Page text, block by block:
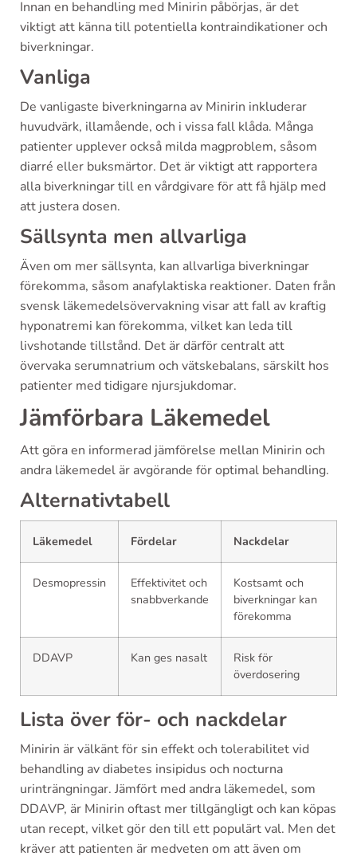
Innan en behandling med Minirin påbörjas, är det
viktigt att känna till potentiella kontraindikationer och
biverkningar.
Vanliga
De vanligaste biverkningarna av Minirin inkluderar
huvudvärk, illamående, och i vissa fall klåda. Många
patienter upplever också milda magproblem, såsom
diarré eller buksmärtor. Det är viktigt att rapportera
alla biverkningar till en vårdgivare för att få hjälp med
att justera dosen.
Sällsynta men allvarliga
Även om mer sällsynta, kan allvarliga biverkningar
förekomma, såsom anafylaktiska reaktioner. Daten från
svensk läkemedelsövervakning visar att fall av kraftig
hyponatremi kan förekomma, vilket kan leda till
livshotande tillstånd. Det är därför centralt att
övervaka serumnatrium och vätskebalans, särskilt hos
patienter med tidigare njursjukdomar.
Jämförbara Läkemedel
Att göra en informerad jämförelse mellan Minirin och
andra läkemedel är avgörande för optimal behandling.
Alternativtabell
Läkemedel Fördelar Nackdelar
Desmopressin
Effektivitet och
snabbverkande
Kostsamt och
biverkningar kan
förekomma
DDAVP Kan ges nasalt
Risk för
överdosering
Lista över för- och nackdelar
Minirin är välkänt för sin effekt och tolerabilitet vid
behandling av diabetes insipidus och nocturna
urinträngningar. Jämfört med andra läkemedel, som
DDAVP, är Minirin oftast mer tillgängligt och kan köpas
utan recept, vilket gör den till ett populärt val. Men det
kräver att patienten är medveten om att även om